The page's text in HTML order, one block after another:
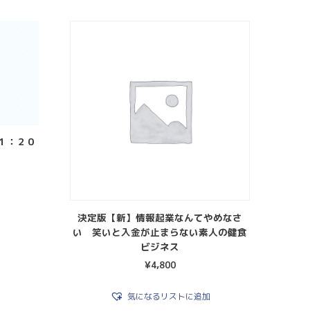
：２０
決定版【新】情報起業なんてやめなさ
い 笑いと入金が止まらない素人の健食
ビジネス
¥4,800
気になるリストに追加